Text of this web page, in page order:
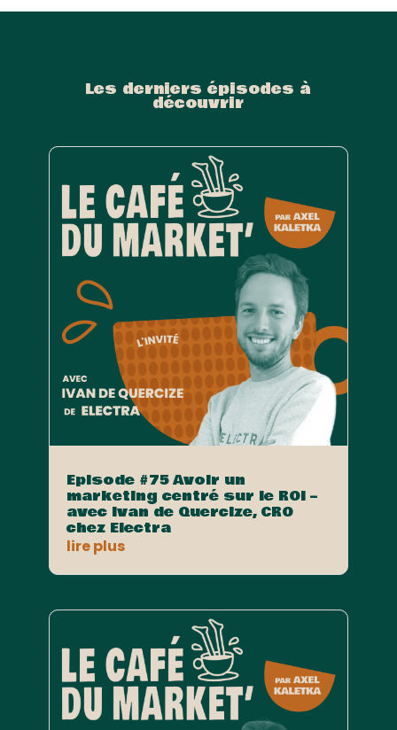
Les derniers épisodes à
découvrir
Episode #75 Avoir un
marketing centré sur le ROI –
avec Ivan de Quercize, CRO
chez Electra
lire plus